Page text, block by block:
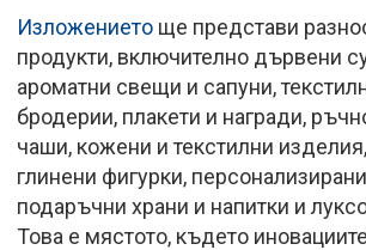
Изложениетоще представи
продукти, включително дървени
ароматни свещи и сапуни,
бродерии, плакети и награди,
чаши, кожени и текстилни
глинени фигурки,
подаръчни храни и напитки и
Това е мястото, където